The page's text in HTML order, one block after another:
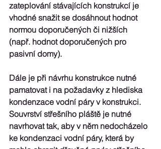
zateplování stávajících konstrukcí je
vhodné snažit se dosáhnout hodnot
normou doporučených či nižších
(např. hodnot doporučených pro
pasivní domy).
Dále je při návrhu konstrukce nutné
pamatovat i na požadavky z hlediska
kondenzace vodní páry v konstrukci.
Souvrství střešního pláště je nutné
navrhovat tak, aby v něm nedocházelo
ke kondenzaci vodní páry, která by